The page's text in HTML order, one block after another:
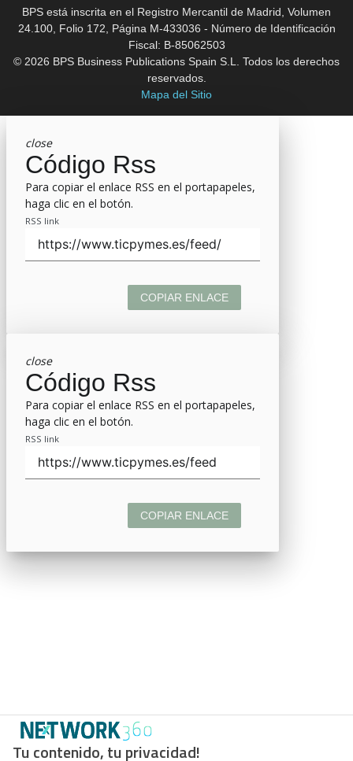
Tu contenido, tu privacidad!
BPS está inscrita en el Registro Mercantil de Madrid, Volumen
24.100, Folio 172, Página M-433036 - Número de Identificación
Fiscal: B-85062503
© 2026 BPS Business Publications Spain S.L. Todos los derechos
reservados.
Mapa del Sitio
close
Código Rss
Para copiar el enlace RSS en el portapapeles,
haga clic en el botón.
RSS link
COPIAR ENLACE
close
Código Rss
Para copiar el enlace RSS en el portapapeles,
haga clic en el botón.
RSS link
COPIAR ENLACE